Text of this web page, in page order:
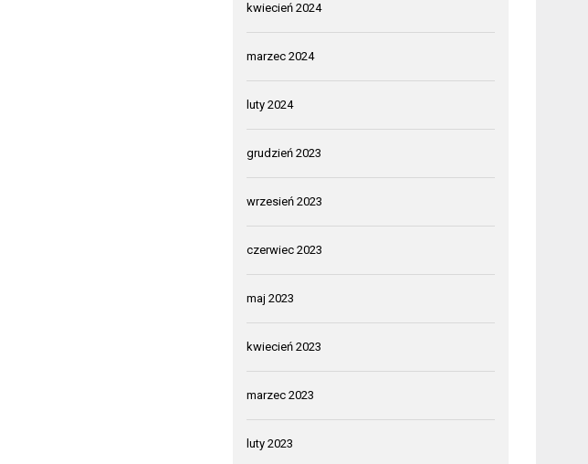
kwiecień 2024
marzec 2024
luty 2024
grudzień 2023
wrzesień 2023
czerwiec 2023
maj 2023
kwiecień 2023
marzec 2023
luty 2023